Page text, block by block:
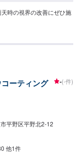
時の視界の改善にぜひ施
ーティング -(-件)
平野区平野北2-12
他1件